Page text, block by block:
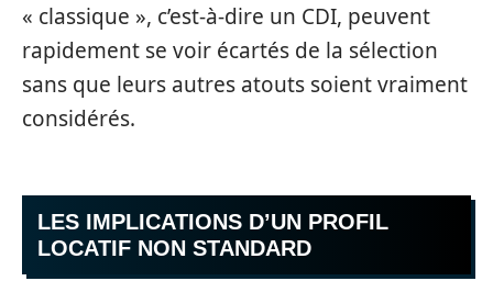
« classique », c’est-à-dire un CDI, peuvent
rapidement se voir écartés de la sélection
sans que leurs autres atouts soient vraiment
considérés.
LES IMPLICATIONS D’UN PROFIL
LOCATIF NON STANDARD